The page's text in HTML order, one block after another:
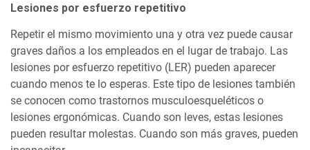
Lesiones por esfuerzo repetitivo
Repetir el mismo movimiento una y otra vez puede causar
graves daños a los empleados en el lugar de trabajo. Las
lesiones por esfuerzo repetitivo (LER) pueden aparecer
cuando menos te lo esperas. Este tipo de lesiones también
se conocen como trastornos musculoesqueléticos o
lesiones ergonómicas. Cuando son leves, estas lesiones
pueden resultar molestas. Cuando son más graves, pueden